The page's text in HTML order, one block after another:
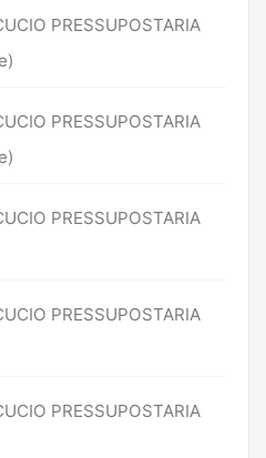
PRESSUPOSTARIA
PRESSUPOSTARIA
PRESSUPOSTARIA
PRESSUPOSTARIA
PRESSUPOSTARIA